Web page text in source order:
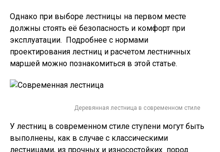
Однако при выборе лестницы на первом месте
должны стоять её безопасность и комфорт при
эксплуатации. Подробнее с нормами
проектирования лестниц и расчетом лестничных
маршей можно познакомиться в этой статье.
Деревянная лестница в современном стиле
У лестниц в современном стиле ступени могут быть
выполнены, как в случае с классическими
лестницами, из прочных и износостойких пород